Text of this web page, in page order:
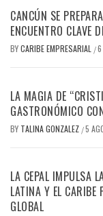
CANCÚN SE
ENCUENTRO CLAVE
BYCARIBE EMPRESARIAL /
LA MAGIA DE
GASTRONÓMICO
BY TALINA GONZALEZ /5
LA CEPAL IMPULSA
LATINA Y EL CARIBE
GLOBAL